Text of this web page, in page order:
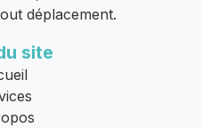
déplacement.
site